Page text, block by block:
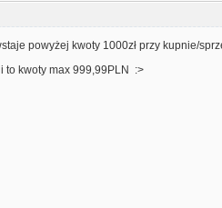
powyżej kwoty 1000zł przy kupnie/
to kwoty max 999,99PLN :>